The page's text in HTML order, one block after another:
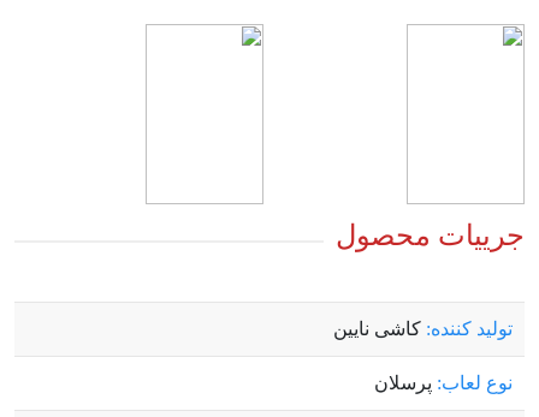
جرییات محصول
توليد کننده: کاشی نایین
نوع لعاب: پرسلان